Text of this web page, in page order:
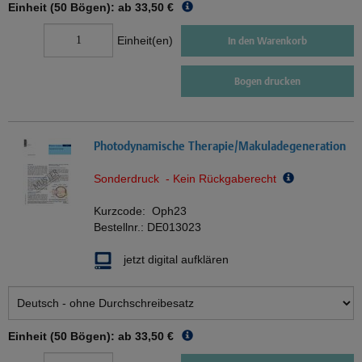
Einheit (50 Bögen): ab 33,50 €
Einheit(en) In den Warenkorb
Bogen drucken
Photodynamische Therapie/Makuladegeneration
Sonderdruck - Kein Rückgaberecht
Kurzcode: Oph23
Bestellnr.: DE013023
jetzt digital aufklären
Einheit (50 Bögen): ab 33,50 €